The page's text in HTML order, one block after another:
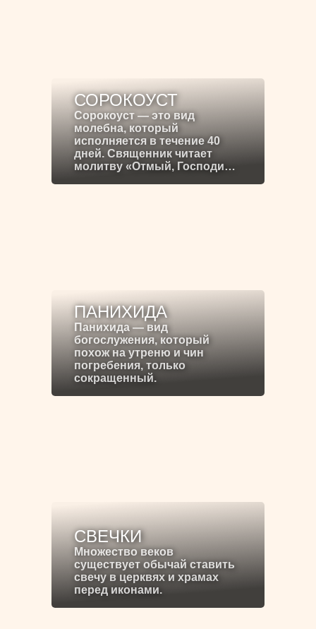
СОРОКОУСТ
Сорокоуст — это вид
молебна, который
исполняется в течение 40
дней. Священник читает
молитву «Отмый, Господи…
ПАНИХИДА
Панихида — вид
богослужения, который
похож на утреню и чин
погребения, только
сокращенный.
СВЕЧКИ
Множество веков
существует обычай ставить
свечу в церквях и храмах
перед иконами.